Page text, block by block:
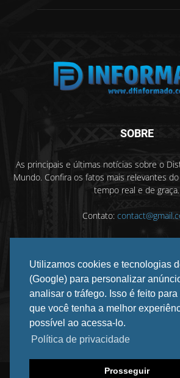
Utilizamos cookies e tecnologias
(Google) para personalizar
analisar o tráfego. Isso é feito para
que você tenha a melhor
possível ao acessa-lo.
Política de privacidade
Prosseguir
SOBRE
As principais e últimas notícias sobre o
Mundo. Confira os fatos mais relevantes
tempo real e de graça.
Contato:
SIGA-NOS
2026 DF INFORMADO. Todos os